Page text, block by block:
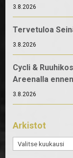
3.8.2026
Tervetuloa
3.8.2026
Cycli &
Areenalla
3.8.2026
Arkistot
Arkistot